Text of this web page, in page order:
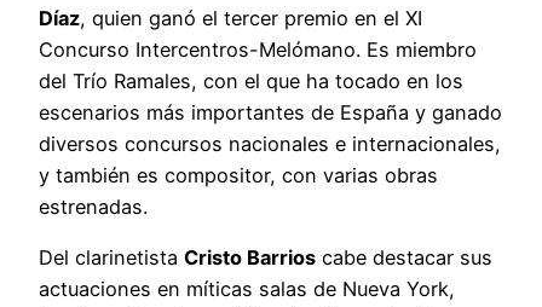
Díaz, quien ganó el tercer premio en el XI
Concurso Intercentros-Melómano. Es miembro
del Trío Ramales, con el que ha tocado en los
escenarios más importantes de España y ganado
diversos concursos nacionales e internacionales,
y también es compositor, con varias obras
estrenadas.
Del clarinetista Cristo Barrios cabe destacar sus
actuaciones en míticas salas de Nueva York,